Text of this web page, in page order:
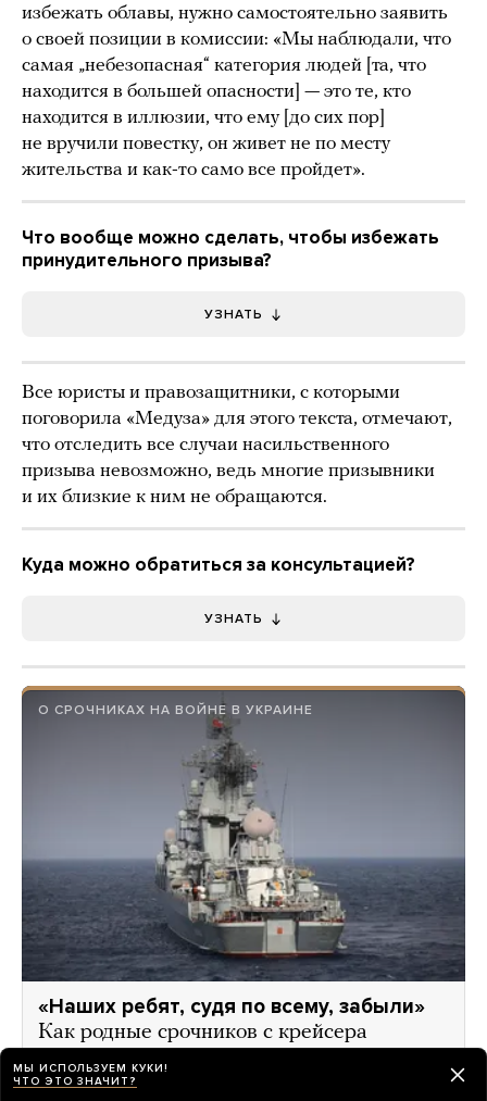
избежать облавы, нужно самостоятельно заявить
о своей позиции в комиссии: «Мы наблюдали, что
самая „небезопасная“ категория людей [та, что
находится в большей опасности] — это те, кто
находится в иллюзии, что ему [до сих пор]
не вручили повестку, он живет не по месту
жительства и как-то само все пройдет».
Что вообще можно сделать, чтобы избежать
принудительного призыва?
УЗНАТЬ
Все юристы и правозащитники, с которыми
поговорила «Медуза» для этого текста, отмечают,
что отследить все случаи насильственного
призыва невозможно, ведь многие призывники
и их близкие к ним не обращаются.
Куда можно обратиться за консультацией?
УЗНАТЬ
О СРОЧНИКАХ НА ВОЙНЕ В УКРАИНЕ
«Наших ребят, судя по всему, забыли»
Как родные срочников с крейсера
«Москва» больше месяца пытаются
узнать, что случилось с моряками —
МЫ ИСПОЛЬЗУЕМ КУКИ!
ЧТО ЭТО ЗНАЧИТ?